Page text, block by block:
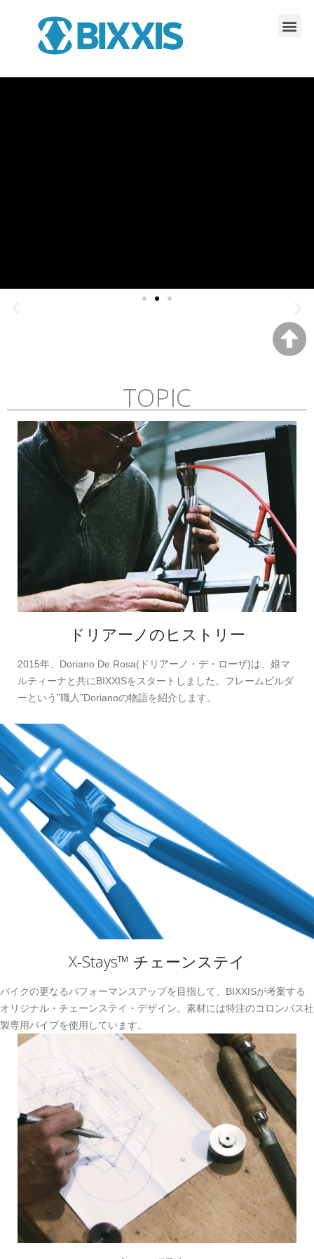
本物のアルティジャナリタ・イタリアーナ(※Artigianalità Italiana
Click Here
TOPIC
ドリアーノのヒストリー
2015年、Doriano De Rosa(ドリアーノ・デ・ローザ)は、娘マ
ルティーナと共にBIXXISをスタートしました。フレームビルダ
ーという”職人”Dorianoの物語を紹介します。
X-Stays™ チェーンステイ
バイクの更なるパフォーマンスアップを目指して、BIXXISが考案する
オリジナル・チェーンステイ・デザイン。素材には特注のコロンバス社
製専用パイプを使用しています。